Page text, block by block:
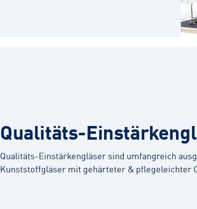
Qualitäts-
Qualitäts-Einstärkengläser sind umfangreich
Kunststoffgläser mit gehärteter & pflegeleichter